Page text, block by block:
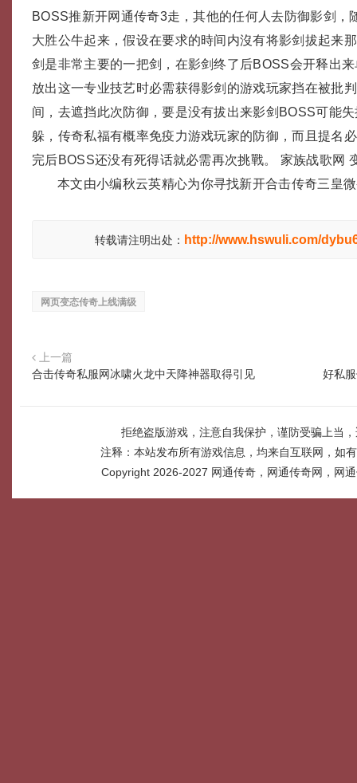
BOSS推新开网通传奇3走，其他的任何人去防御影剑，
大胜公牛起来，假设在要求的時间内沒有将影剑拔起来
剑是非常主要的一把剑，在影剑终了后BOSS会开释出
放出这一专业技艺时必需获得影剑的游戏玩家挡在被批
间，去遮挡此次防御，要是没有拔出来影剑BOSS可能
躲，传奇私福有概率免疫力游戏玩家的防御，而且提名
完后BOSS还没有死得话就必需再次挑戰。 家族战歌网
本文由小编秋云英精心为你寻找新开合击传奇三皇
转载请注明出处： http://www.hswuli.com/
网页变态传奇上线满级
上一篇
合击传奇私服网冰啸火龙中天降神器取得引见
好私
拒绝盗版游戏，注意自我保护，谨防受骗上当
注释：本站发布所有游戏信息，均来自互联网，如
Copyright 2026-2027 网通传奇，网通传奇网，网